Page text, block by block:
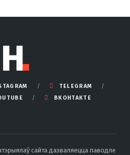
TELEGRAM
ВКОНТАКТЕ
сайта дазваляецца паводле